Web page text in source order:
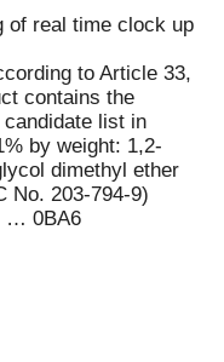
of real time clock up
to Article 33,
contains the
list in
by weight: 1,2-
dimethyl ether
No. 203-794-9)
… 0BA6